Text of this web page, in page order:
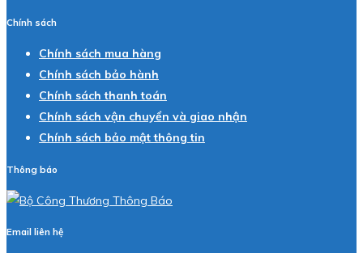
Chính sách
Chính sách mua hàng
Chính sách bảo hành
Chính sách thanh toán
Chính sách vận chuyển và giao nhận
Chính sách bảo mật thông tin
Thông báo
Email liên hệ